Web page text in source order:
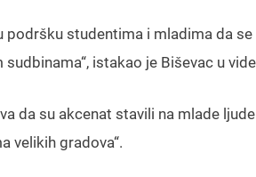
podršku studentima i mladima da
istakao je Biševac u
da su akcenat stavili na mlade
velikih gradova“.